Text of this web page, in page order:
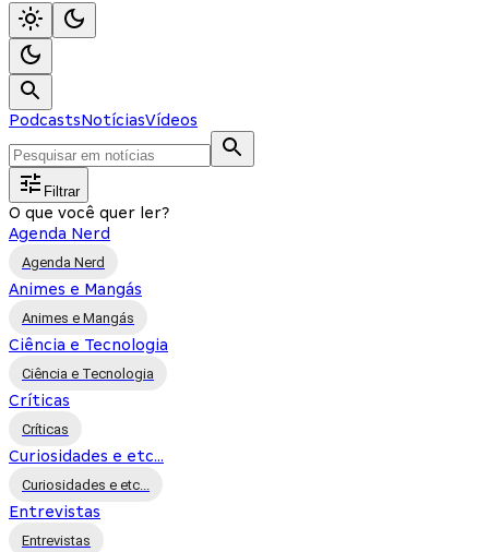
PodcastsNotíciasVídeos
Filtrar
O que você quer ler?
Agenda Nerd
Agenda Nerd
Animes e Mangás
Animes e Mangás
Ciência e Tecnologia
Ciência e Tecnologia
Críticas
Críticas
Curiosidades e etc...
Curiosidades e etc...
Entrevistas
Entrevistas